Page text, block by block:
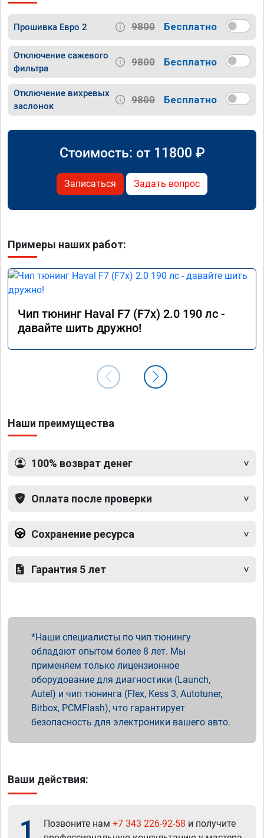
Прошивка Евро 2 9800 Бесплатно
Отключение сажевого
фильтра
9800 Бесплатно
Отключение вихревых
заслонок
9800 Бесплатно
Стоимость: от 11800 ₽
Записаться Задать вопрос
Примеры наших работ:
Чип тюнинг Haval F7 (F7x) 2.0 190 лс -
давайте шить дружно!
Наши преимущества
100% возврат денег
Оплата после проверки
Сохранение ресурса
Гарантия 5 лет
Наши специалисты по чип тюнингу
обладают опытом более 8 лет. Мы
применяем только лицензионное
оборудование для диагностики (Launch,
Autel) и чип тюнинга (Flex, Kess 3, Autotuner,
Bitbox, PCMFlash), что гарантирует
безопасность для электроники вашего авто.
Ваши действия:
1 Позвоните нам +7 343 226-92-58 и получите